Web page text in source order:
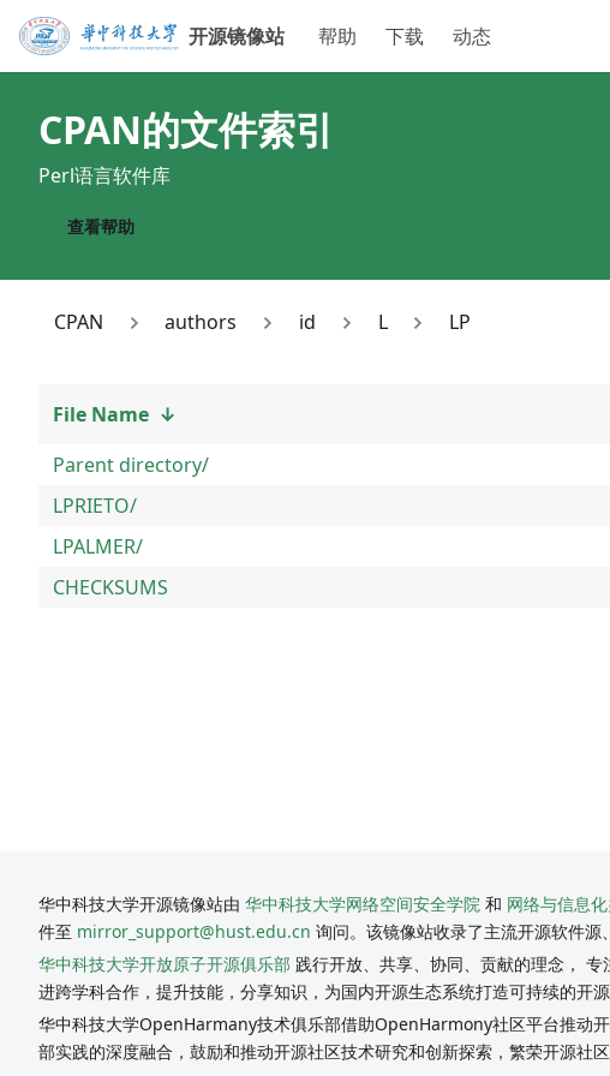
开源镜像站 帮助 下载 动态
CPAN的文件索引
Perl语言软件库
查看帮助
CPAN authors id L LP
File Name ↓
Parent directory/
LPRIETO/
LPALMER/
CHECKSUMS
华中科技大学开源镜像站由 华中科技大学网络空间安全学院 和 网络与信息
件至 mirror_support@hust.edu.cn 询问。该镜像站收录了主流开源软件源
华中科技大学开放原子开源俱乐部 践行开放、共享、协同、贡献的理念，
进跨学科合作，提升技能，分享知识，为国内开源生态系统打造可持续的开源
华中科技大学OpenHarmany技术俱乐部借助OpenHarmony社区平台推动
部实践的深度融合，鼓励和推动开源社区技术研究和创新探索，繁荣开源社区